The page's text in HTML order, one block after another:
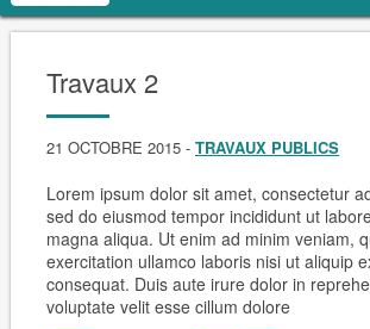
Travaux 2
21 OCTOBRE 2015 - TRAVAUX PUBLICS
Lorem ipsum dolor sit amet, consectetur
sed do eiusmod tempor incididunt ut
magna aliqua. Ut enim ad minim veniam,
exercitation ullamco laboris nisi ut aliquip
consequat. Duis aute irure dolor in
voluptate velit esse cillum dolore